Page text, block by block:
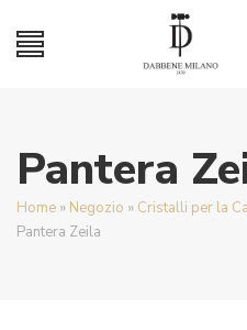
Pantera
Home » Negozio » Cristalli per la
Pantera Zeila